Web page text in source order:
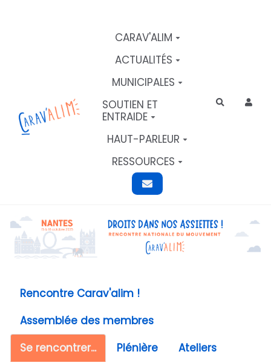
CARAV'ALIM
ACTUALITÉS
MUNICIPALES
SOUTIEN ET
ENTRAIDE
HAUT-PARLEUR
RESSOURCES
Rechercher
Rencontre Carav'alim !
Assemblée des membres
Se rencontrer...
Plénière
Ateliers